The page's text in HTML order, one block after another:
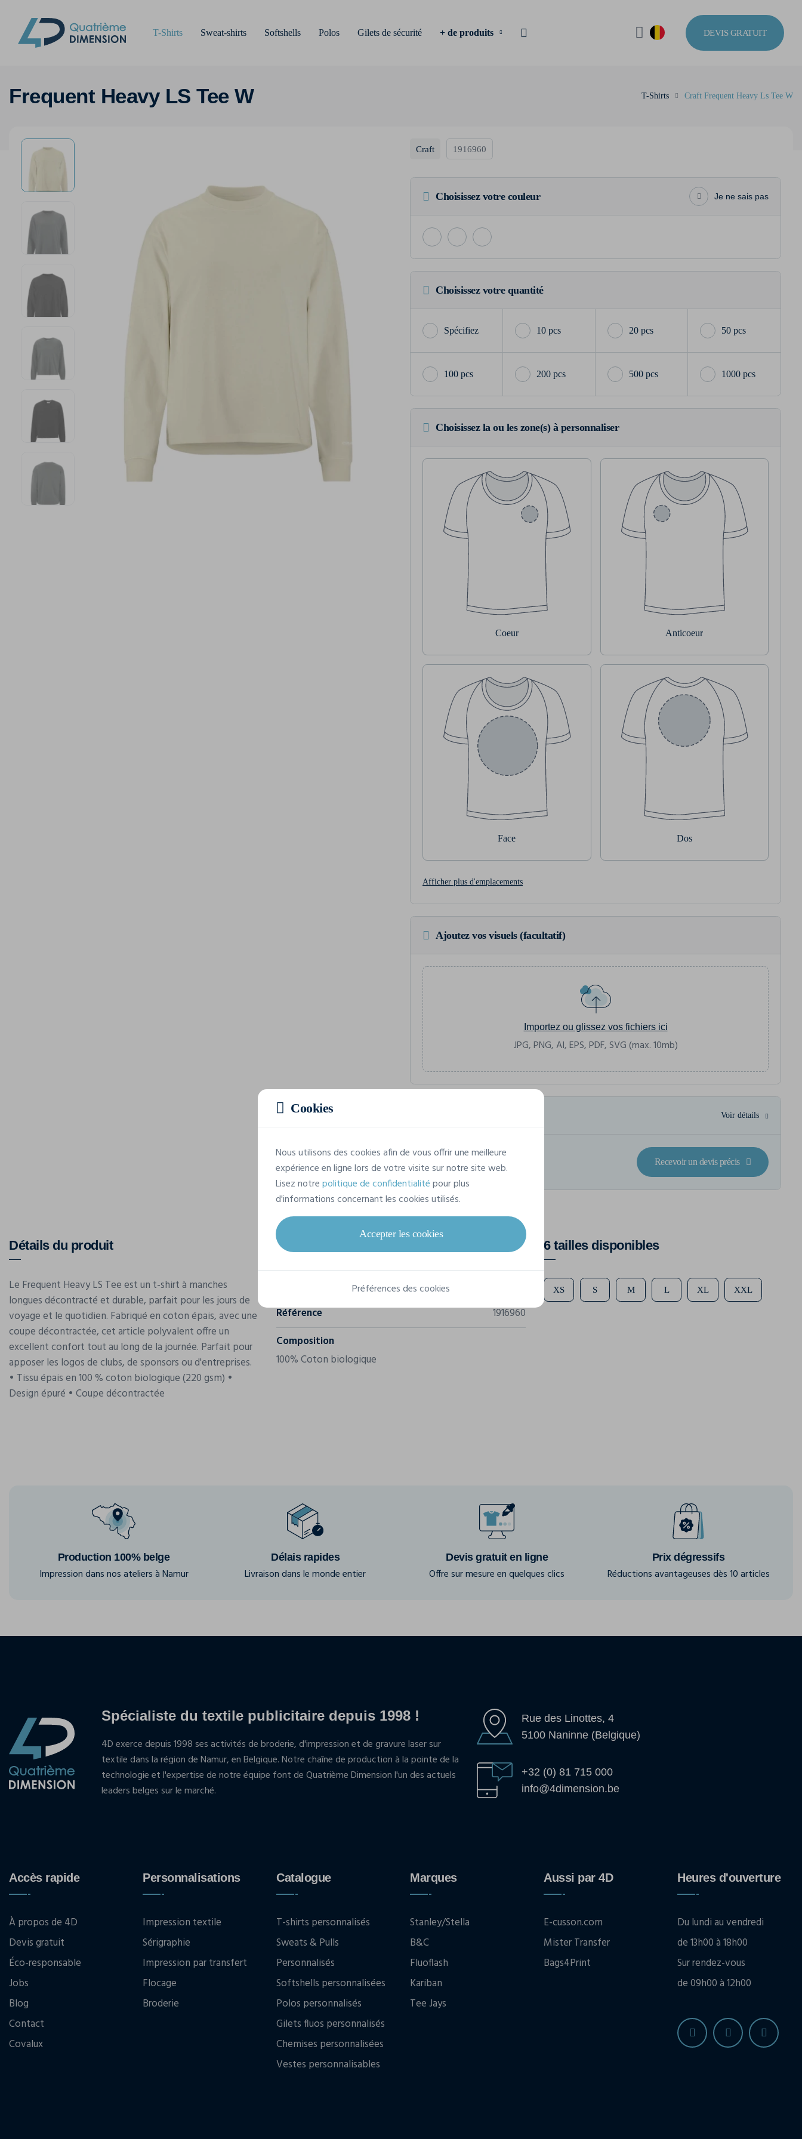
T-Shirts Sweat-shirts Softshells Polos Gilets de sécurité + de produits DEVIS GRATUIT
Frequent Heavy LS Tee W T-Shirts Craft Frequent Heavy Ls Tee W
Craft 1916960
Choisissez votre couleur Je ne sais pas
Choisissez votre quantité
10 pcs 20 pcs 50 pcs
100 pcs 200 pcs 500 pcs 1000 pcs
Choisissez la ou les zone(s) à personnaliser
Coeur Anticoeur
Face Dos
Afficher plus d'emplacements
Ajoutez vos visuels (facultatif)
Importez ou glissez vos fichiers ici
JPG, PNG, AI, EPS, PDF, SVG (max. 10mb)
Voir détails
54,23 € TTC /pièce
Soit un total de 542,32 € TTC
Recevoir un devis précis
Détails du produit
Le Frequent Heavy LS Tee est un t-shirt à manches
longues décontracté et durable, parfait pour les jours de
voyage et le quotidien. Fabriqué en coton épais, avec une
coupe décontractée, cet article polyvalent offre un
excellent confort tout au long de la journée. Parfait pour
apposer les logos de clubs, de sponsors ou d'entreprises.
• Tissu épais en 100 % coton biologique (220 gsm) •
Design épuré • Coupe décontractée
Caractéristiques
Référence
1916960
Composition
100% Coton biologique
6 tailles disponibles
XS S M L XL XXL
Production 100% belge
Impression dans nos ateliers à Namur
Délais rapides
Livraison dans le monde entier
Devis gratuit en ligne
Offre sur mesure en quelques clics
Prix dégressifs
Réductions avantageuses dès 10 articles
Spécialiste du textile publicitaire depuis 1998 !
4D exerce depuis 1998 ses activités de broderie, d'impression et de gravure laser sur
textile dans la région de Namur, en Belgique. Notre chaîne de production à la pointe de la
technologie et l'expertise de notre équipe font de Quatrième Dimension l'un des actuels
leaders belges sur le marché.
Rue des Linottes, 4
5100 Naninne (Belgique)
+32 (0) 81 715 000
info@4dimension.be
Accès rapide
À propos de 4D
Devis gratuit
Éco-responsable
Jobs
Blog
Contact
Covalux
Personnalisations
Impression textile
Sérigraphie
Impression par transfert
Flocage
Broderie
Catalogue
T-shirts personnalisés
Sweats & Pulls
Personnalisés
Softshells personnalisées
Polos personnalisés
Gilets fluos personnalisés
Chemises personnalisées
Vestes personnalisables
Marques
Stanley/Stella
B&C
Fluoflash
Kariban
Tee Jays
Aussi par 4D
E-cusson.com
Mister Transfer
Bags4Print
Heures d'ouverture
Du lundi au vendredi
de 13h00 à 18h00
Sur rendez-vous
de 09h00 à 12h00
Cookies
Nous utilisons des cookies afin de vous offrir une meilleure
expérience en ligne lors de votre visite sur notre site web.
Lisez notrepolitique de confidentialitépour plus
d'informations concernant les cookies utilisés.
Accepter les cookies
Préférences des cookies